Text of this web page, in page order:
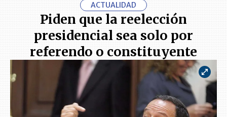
ACTUALIDAD
Piden que la reelección
presidencial sea solo por
referendo o constituyente